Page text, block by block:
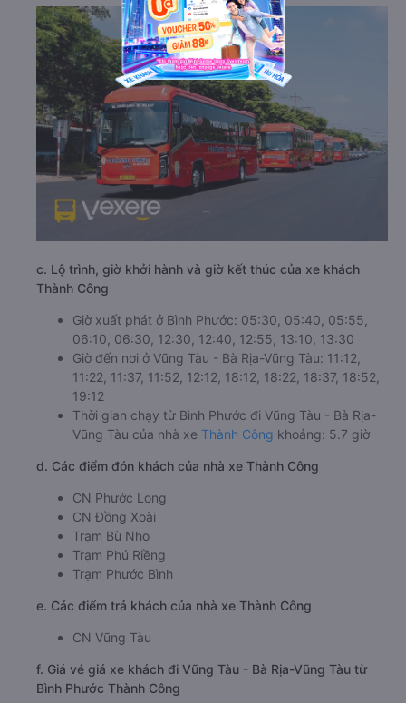
c. Lộ trình, giờ khởi hành và giờ kết thúc của xe khách
Thành Công
Giờ xuất phát ở Bình Phước: 05:30, 05:40, 05:55,
06:10, 06:30, 12:30, 12:40, 12:55, 13:10, 13:30
Giờ đến nơi ở Vũng Tàu - Bà Rịa-Vũng Tàu: 11:12,
11:22, 11:37, 11:52, 12:12, 18:12, 18:22, 18:37, 18:52,
19:12
Thời gian chạy từ Bình Phước đi Vũng Tàu - Bà Rịa-
Vũng Tàu của nhà xe Thành Công khoảng: 5.7 giờ
d. Các điểm đón khách của nhà xe Thành Công
CN Phước Long
CN Đồng Xoài
Trạm Bù Nho
Trạm Phú Riềng
Trạm Phước Bình
e. Các điểm trả khách của nhà xe Thành Công
CN Vũng Tàu
f. Giá vé giá xe khách đi Vũng Tàu - Bà Rịa-Vũng Tàu từ
Bình Phước Thành Công